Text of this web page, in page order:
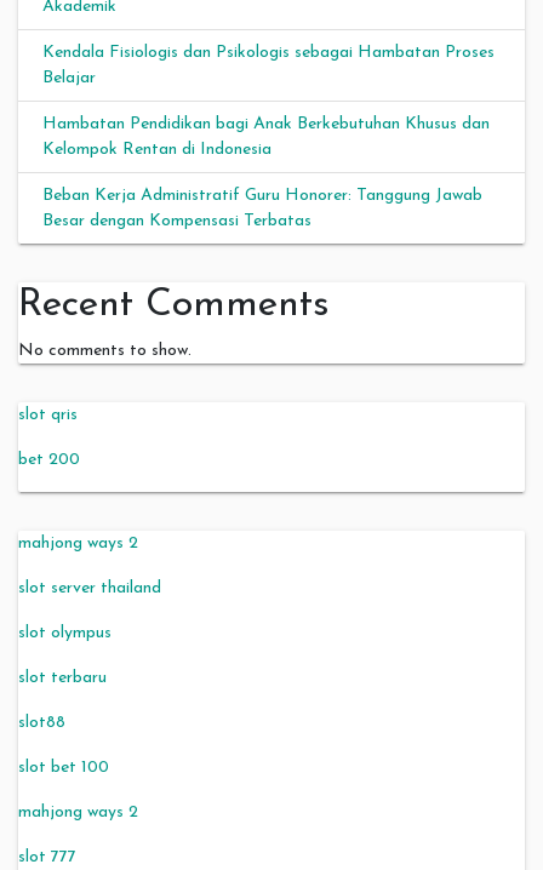
Akademik
Kendala Fisiologis dan Psikologis sebagai Hambatan Proses
Belajar
Hambatan Pendidikan bagi Anak Berkebutuhan Khusus dan
Kelompok Rentan di Indonesia
Beban Kerja Administratif Guru Honorer: Tanggung Jawab
Besar dengan Kompensasi Terbatas
Recent Comments
No comments to show.
slot qris
bet 200
mahjong ways 2
slot server thailand
slot olympus
slot terbaru
slot88
slot bet 100
mahjong ways 2
slot 777